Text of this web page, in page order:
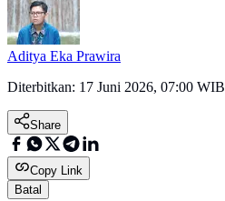
Aditya Eka Prawira
Diterbitkan: 17 Juni 2026, 07:00 WIB
Share
Copy Link
Batal